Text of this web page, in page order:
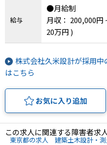
給与
●月給制
月収： 200,000円
20万円 )
株式会社久米設計が採用
はこちら
お気に入り追加
この求人に関連する障害者求
東京都の求人 建築土木設計・